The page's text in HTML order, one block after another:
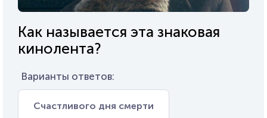
Как называется эта знаковая
кинолента?
Варианты ответов:
Счастливого дня смерти